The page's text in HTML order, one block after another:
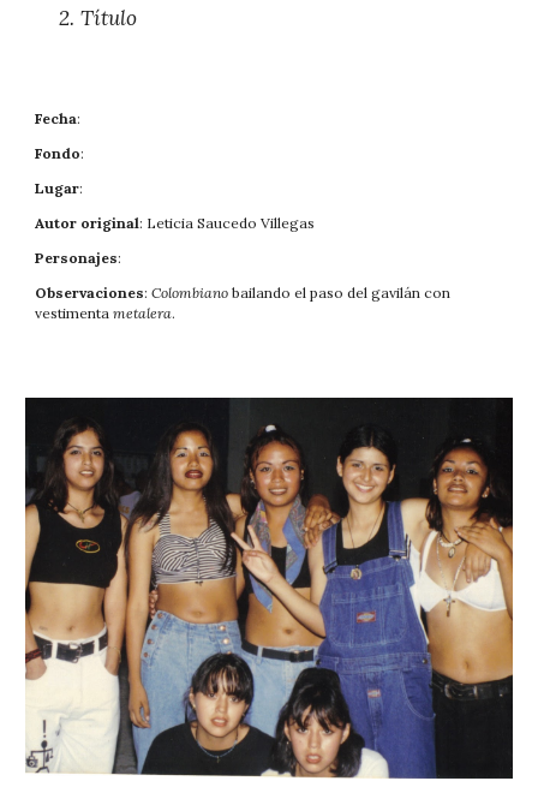
2. Título
Fecha:
Fondo:
Lugar:
Autor original: Leticia Saucedo Villegas
Personajes:
Observaciones: Colombiano bailando el paso del gavilán con
vestimenta metalera.